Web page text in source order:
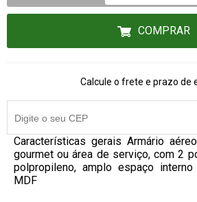
COMPRAR
Calcule o frete e prazo de
Características gerais Armário
gourmet ou área de serviço, com 2
polpropileno, amplo espaço
MDF